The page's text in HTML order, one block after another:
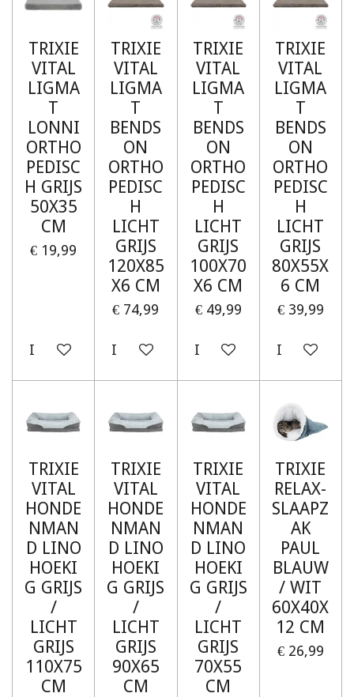
TRIXIE
VITAL
LIGMA
T
LONNI
ORTHO
PEDISC
H GRIJS
50X35
CM
€ 19,99
In winkelwagen
TRIXIE
VITAL
LIGMA
T
BENDS
ON
ORTHO
PEDISC
H
LICHT
GRIJS
120X85
X6 CM
€ 74,99
In winkelwagen
TRIXIE
VITAL
LIGMA
T
BENDS
ON
ORTHO
PEDISC
H
LICHT
GRIJS
100X70
X6 CM
€ 49,99
In winkelwagen
TRIXIE
VITAL
LIGMA
T
BENDS
ON
ORTHO
PEDISC
H
LICHT
GRIJS
80X55X
6 CM
€ 39,99
In
TRIXIE
VITAL
HONDE
NMAN
D LINO
HOEKI
G GRIJS
/
LICHT
GRIJS
110X75
CM
TRIXIE
VITAL
HONDE
NMAN
D LINO
HOEKI
G GRIJS
/
LICHT
GRIJS
90X65
CM
TRIXIE
VITAL
HONDE
NMAN
D LINO
HOEKI
G GRIJS
/
LICHT
GRIJS
70X55
CM
TRIXIE
RELAX-
SLAAPZ
AK
PAUL
BLAUW
/ WIT
60X40X
12 CM
€ 26,99